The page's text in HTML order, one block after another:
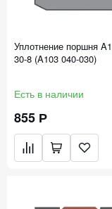
Уплотнение поршня
30-8 (A103 040-030)
Есть в наличии
855 Р